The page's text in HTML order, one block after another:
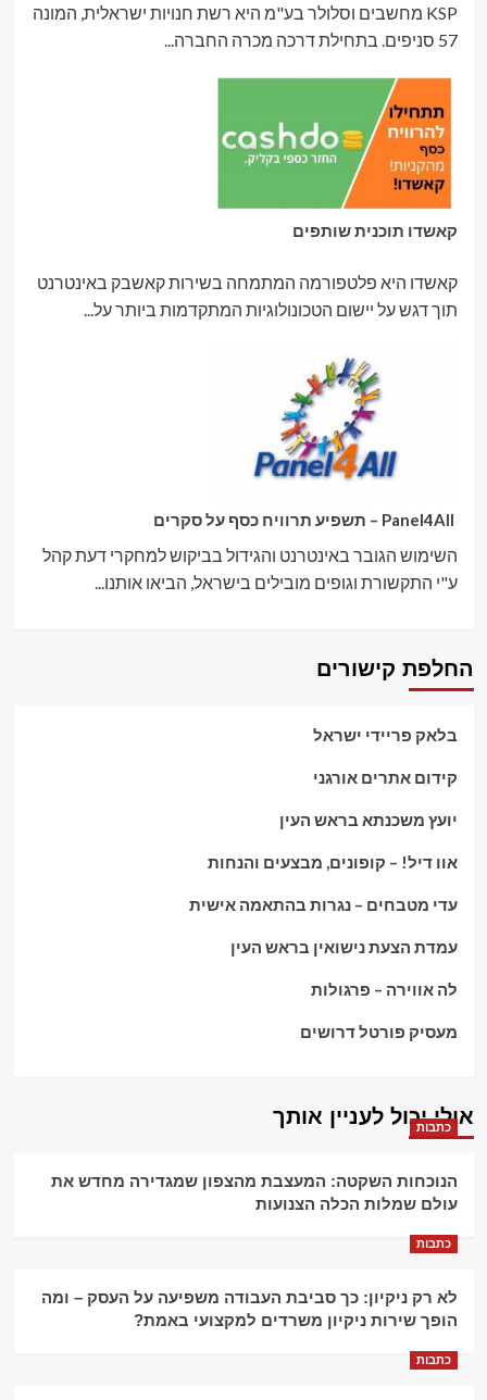
KSP מחשבים וסלולר בע"מ היא רשת חנויות ישראלית, המונה
57 סניפים. בתחילת דרכה מכרה החברה...
קאשדו תוכנית שותפים
קאשדו היא פלטפורמה המתמחה בשירות קאשבק באינטרנט
תוך דגש על יישום הטכונולוגיות המתקדמות ביותר על...
השימוש הגובר באינטרנט והגידול בביקוש למחקרי דעת קהל
ע"י התקשורת וגופים מובילים בישראל, הביאו אותנו...
החלפת קישורים
בלאק פריידי ישראל
קידום אתרים אורגני
יועץ משכנתא בראש העין
אוו דיל! – קופונים, מבצעים והנחות
עדי מטבחים – נגרות בהתאמה אישית
עמדת הצעת נישואין בראש העין
לה אווירה – פרגולות
מעסיק פורטל דרושים
אולי יכול לעניין אותך
כתבות
הנוכחות השקטה: המעצבת מהצפון שמגדירה מחדש את
עולם שמלות הכלה הצנועות
כתבות
לא רק ניקיון: כך סביבת העבודה משפיעה על העסק – ומה
הופך שירות ניקיון משרדים למקצועי באמת?
כתבות